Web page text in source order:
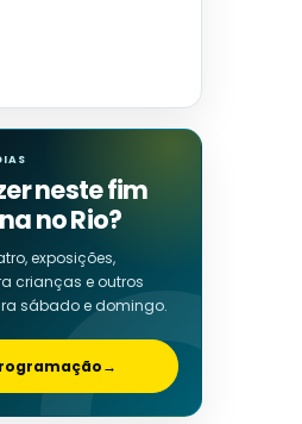
neste fim
no Rio?
exposições,
crianças e outros
sábado e domingo.
→